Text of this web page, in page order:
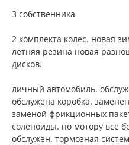
3 собственника
2 комплекта колес. новая
летняя резина новая
дисков.
личный автомобиль.
обслужена коробка.
заменой фрикционных
соленоиды. по мотору все
обслужен. тормозная